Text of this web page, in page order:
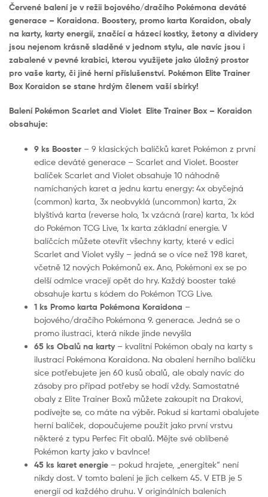
Červené balení je v režii bojového/dračího Pokémona deváté
generace – Koraidona. Boostery, promo karta Koraidon, obaly
na karty, karty energií, značící a házecí kostky, žetony a dividery
jsou nejenom krásně sladěné v jednom stylu, ale navíc jsou i
zabalené v pevné krabici, kterou využijete jako úložný prostor
pro vaše karty, či jiné herní příslušenství. Pokémon Elite Trainer
Box Koraidon se stane hrdým členem vaší sbírky!
Balení Pokémon Scarlet and Violet Elite Trainer Box – Koraidon
obsahuje:
9 ks Booster – 9 klasických balíčků karet Pokémon z první
edice deváté generace – Scarlet and Violet. Booster
balíček Scarlet and Violet obsahuje 10 náhodně
namíchaných karet a jednu kartu energy: 4x obyčejná
(common) karta, 3x neobvyklá (uncommon) karta, 2x
blyštivá karta (reverse holo, 1x vzácná (rare) karta, 1x kód
do Pokémon TCG Live, 1x karta základní energie. V
balíčcích můžete otevřít všechny karty, které v edici
Scarlet and Violet vyšly – jedná se o více než 198 karet,
včetně 12 nových Pokémonů ex. Ano, Pokémoni ex se po
delší odmlce vracejí opět do hry. Každý booster také
obsahuje kartu s kódem do Pokémon TCG Live.
1 ks Promo karta Pokémona Koraidona –
bojového/dračího Pokémona 9. generace. Jedná se o
promo ilustraci, která nikde jinde nevyšla
65 ks Obalů na karty – kvalitní Pokémon obaly na karty s
ilustrací Pokémona Koraidona. Na obalení herního balíčku
sice potřebujete jen 60 kusů obalů, ale obaly navíc do
zásoby pro případ potřeby se hodí vždy. Samostatné
obaly z Elite Trainer Boxů můžete zakoupit na Drakovi,
podívejte se, co máte na výběr. Pokud si kartami obalujete
herní balíček, dopoučujeme použít jako první vrstvu
některé z typu Perfec Fit obalů. Mějte své oblíbené
Pokémon karty jako v bavlnce!
45 ks karet energie – pokud hrajete, „energitek“ není
nikdy dost. V tomto balení je jich celkem 45. V ETB je 5
energií od každého druhu. V originálních baleních